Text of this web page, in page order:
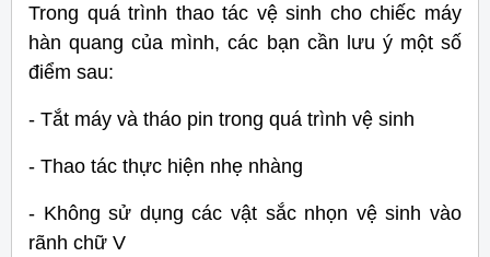
Trong quá trình thao tác vệ sinh cho chiếc máy
hàn quang của mình, các bạn cần lưu ý một số
điểm sau:
- Tắt máy và tháo pin trong quá trình vệ sinh
- Thao tác thực hiện nhẹ nhàng
- Không sử dụng các vật sắc nhọn vệ sinh vào
rãnh chữ V